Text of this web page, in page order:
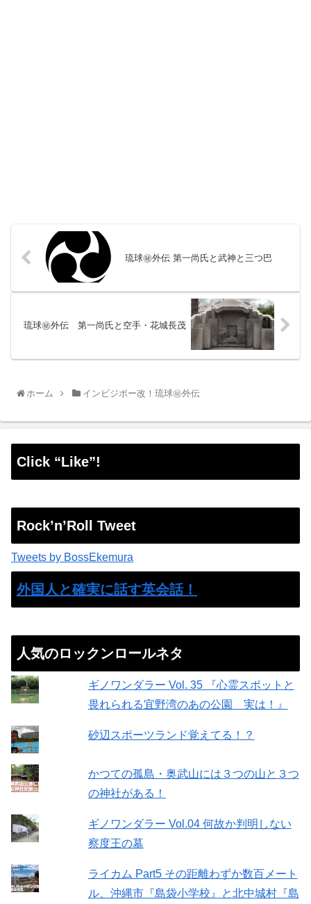
琉球㊙︎外伝 第一尚氏と武神と三つ巴
琉球㊙︎外伝 第一尚氏と空手・花城長茂
ホーム インビジボー改！琉球㊙︎外伝
Click “Like”!
Rock’n’Roll Tweet
Tweets by BossEkemura
外国人と確実に話す英会話！
人気のロックンロールネタ
ギノワンダラー Vol. 35 『心霊スポットと
畏れられる宜野湾のあの公園 実は！』
砂辺スポーツランド覚えてる！？
かつての孤島・奥武山には３つの山と３つ
の神社がある！
ギノワンダラー Vol.04 何故か判明しない
察度王の墓
ライカム Part5 その距離わずか数百メート
ル、沖縄市『島袋小学校』と北中城村『島